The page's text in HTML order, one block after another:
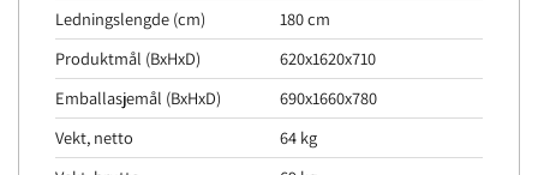
Ledningslengde (cm)
180 cm
Produktmål (BxHxD)
620x1620x710
Emballasjemål (BxHxD)
690x1660x780
Vekt, netto
64 kg